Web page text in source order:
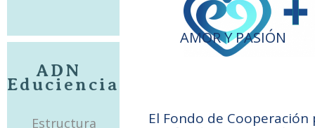
Estructura
ADN
Educiencia
El Fondo de
AMOR Y PASIÓN